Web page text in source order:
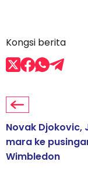
Kongsi berita
Novak Djokovic,
mara ke
Wimbledon